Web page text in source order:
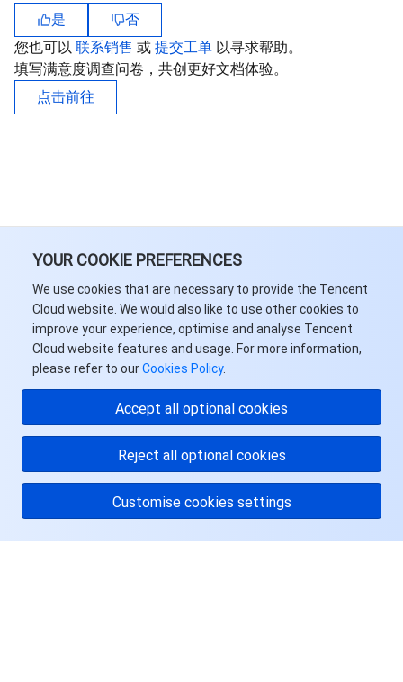
YOUR COOKIE PREFERENCES
We use cookies that are necessary to provide the Tencent
Cloud website. We would also like to use other cookies to
improve your experience, optimise and analyse Tencent
Cloud website features and usage. For more information,
please refer to ourCookies Policy.
Accept all optional cookies
Reject all optional cookies
Customise cookies settings
是
否
您也可以 联系销售 或 提交工单 以寻求帮助。
填写满意度调查问卷，共创更好文档体验。
点击前往